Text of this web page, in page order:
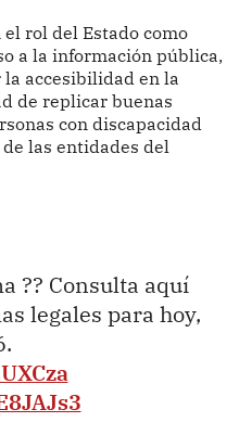
rol del Estado como
a la información pública,
accesibilidad en la
de replicar buenas
con discapacidad
las entidades del
?? Consulta aquí
legales para hoy,